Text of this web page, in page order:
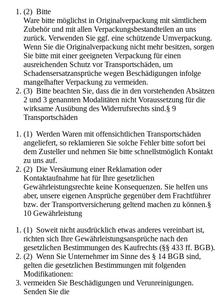
(2) Bitte
Ware bitte möglichst in Originalverpackung mit sämtlichem
Zubehör und mit allen Verpackungsbestandteilen an uns
zurück. Verwenden Sie ggf. eine schützende Umverpackung.
Wenn Sie die Originalverpackung nicht mehr besitzen, sorgen
Sie bitte mit einer geeigneten Verpackung für einen
ausreichenden Schutz vor Transportschäden, um
Schadensersatzansprüche wegen Beschädigungen infolge
mangelhafter Verpackung zu vermeiden.
(3) Bitte beachten Sie, dass die in den vorstehenden Absätzen
2 und 3 genannten Modalitäten nicht Voraussetzung für die
wirksame Ausübung des Widerrufsrechts sind.§ 9
Transportschäden
(1) Werden Waren mit offensichtlichen Transportschäden
angeliefert, so reklamieren Sie solche Fehler bitte sofort bei
dem Zusteller und nehmen Sie bitte schnellstmöglich Kontakt
zu uns auf.
(2) Die Versäumung einer Reklamation oder
Kontaktaufnahme hat für Ihre gesetzlichen
Gewährleistungsrechte keine Konsequenzen. Sie helfen uns
aber, unsere eigenen Ansprüche gegenüber dem Frachtführer
bzw. der Transportversicherung geltend machen zu können.§
10 Gewährleistung
(1) Soweit nicht ausdrücklich etwas anderes vereinbart ist,
richten sich Ihre Gewährleistungsansprüche nach den
gesetzlichen Bestimmungen des Kaufrechts (§§ 433 ff. BGB).
(2) Wenn Sie Unternehmer im Sinne des § 14 BGB sind,
gelten die gesetzlichen Bestimmungen mit folgenden
Modifikationen:
vermeiden Sie Beschädigungen und Verunreinigungen.
Senden Sie die